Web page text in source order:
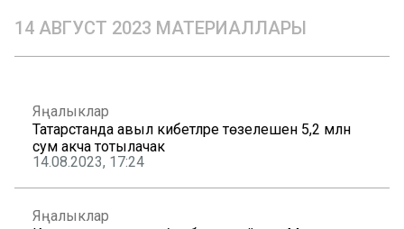
14 АВГУСТ 2023 МАТЕРИАЛЛАРЫ
Яңалыклар
Татарстанда авыл кибетләре төзелешенә 5,2 млн
сум акча тотылачак
14.08.2023, 17:24
Яңалыклар